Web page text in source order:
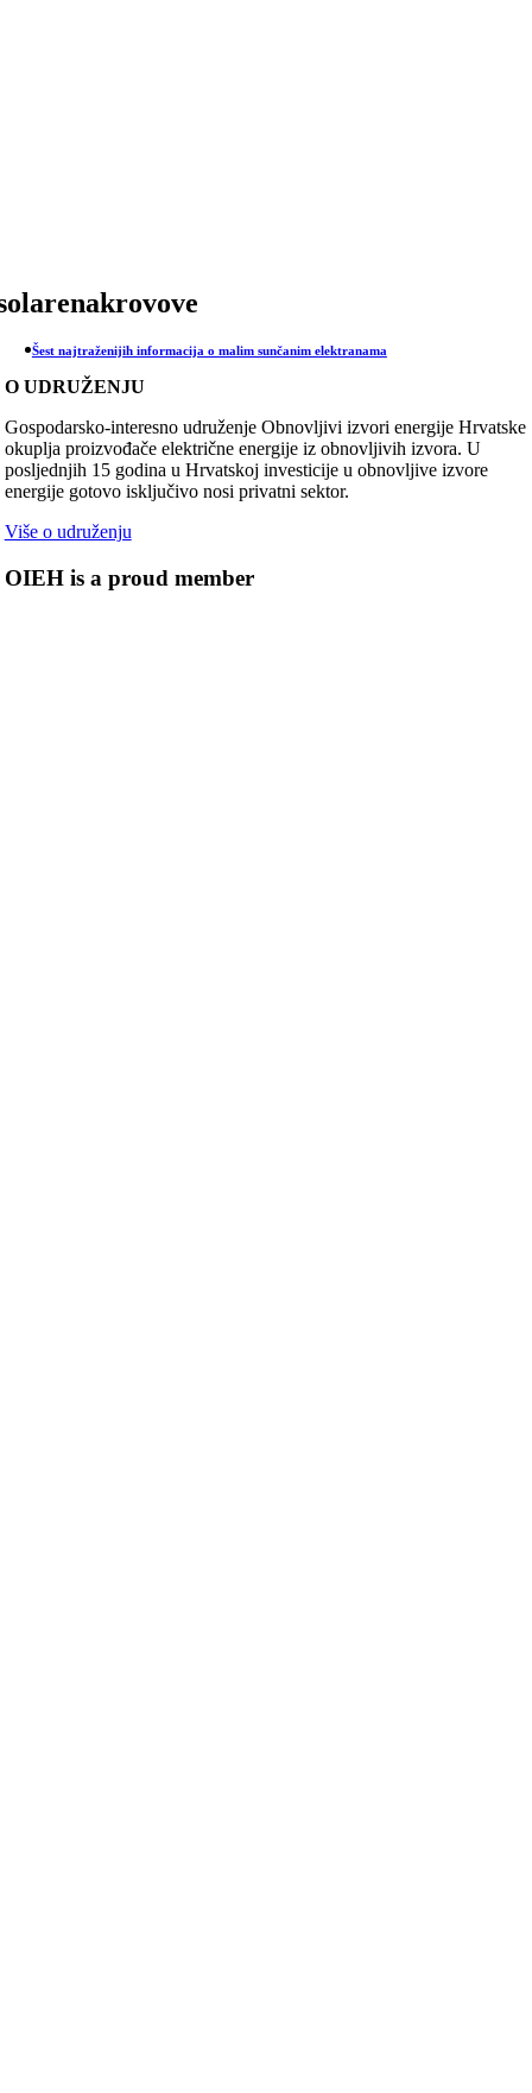
Šest najtraženijih informacija o malim sunčanim elektranama
O UDRUŽENJU
Gospodarsko-interesno udruženje Obnovljivi izvori energije Hrvatske
okuplja proizvođače električne energije iz obnovljivih izvora. U
posljednjih 15 godina u Hrvatskoj investicije u obnovljive izvore
energije gotovo isključivo nosi privatni sektor.
Više o udruženju
OIEH is a proud member